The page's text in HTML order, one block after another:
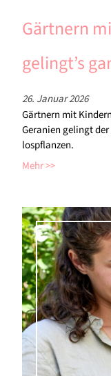
Gärtnern
gelingt’s
26. Januar 2026
Gärtnern mit
Geranien gelingt
lospflanzen.
Mehr